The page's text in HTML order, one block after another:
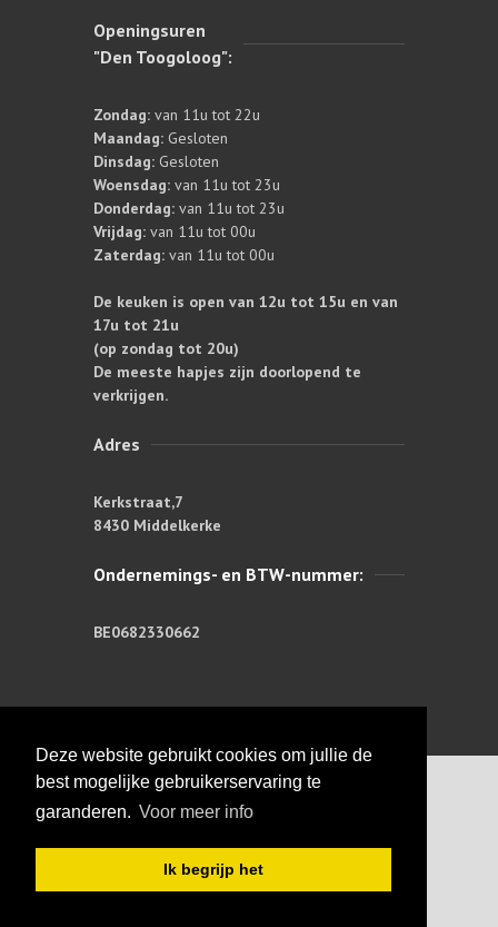
Deze website gebruikt cookies om jullie de
best mogelijke gebruikerservaring te
garanderen. Voor meer info
Ik begrijp het
Openingsuren
"Den Toogoloog":
Zondag: van 11u tot 22u
Maandag: Gesloten
Dinsdag: Gesloten
Woensdag: van 11u tot 23u
Donderdag: van 11u tot 23u
Vrijdag: van 11u tot 00u
Zaterdag: van 11u tot 00u
De keuken is open van 12u tot 15u en van
17u tot 21u
(op zondag tot 20u)
De meeste hapjes zijn doorlopend te
verkrijgen.
Adres
Kerkstraat,7
8430 Middelkerke
Ondernemings- en BTW-nummer:
BE0682330662
Copyright © 2026: Hilaire Smits |
Important:PRIVACY POLICY